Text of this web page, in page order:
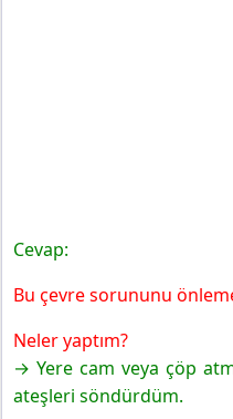
Cevap:
Bu çevre sorununu
Neler yaptım?
→ Yere cam veya çöp
ateşleri söndürdüm.